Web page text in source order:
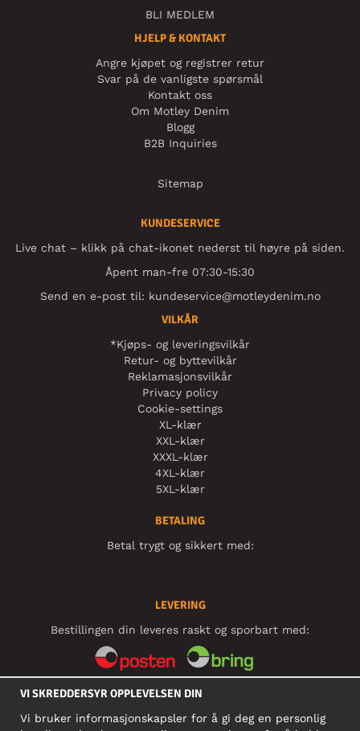
BLI MEDLEM
HJELP & KONTAKT
Angre kjøpet og registrer retur
Svar på de vanligste spørsmål
Kontakt oss
Om Motley Denim
Blogg
B2B Inquiries
Sitemap
KUNDESERVICE
Live chat – klikk på chat-ikonet nederst til høyre på siden.
Åpent man-fre 07:30-15:30
Send en e-post til: kundeservice@motleydenim.no
VILKÅR
*Kjøps- og leveringsvilkår
Retur- og byttevilkår
Reklamasjonsvilkår
Privacy policy
Cookie-settings
XL-klær
XXL-klær
XXXL-klær
4XL-klær
5XL-klær
BETALING
Betal trygt og sikkert med:
LEVERING
Bestillingen din leveres raskt og sporbart med:
SOSIALE MEDIER
VI SKREDDERSYR OPPLEVELSEN DIN
Vi bruker informasjonskapsler for å gi deg en personlig